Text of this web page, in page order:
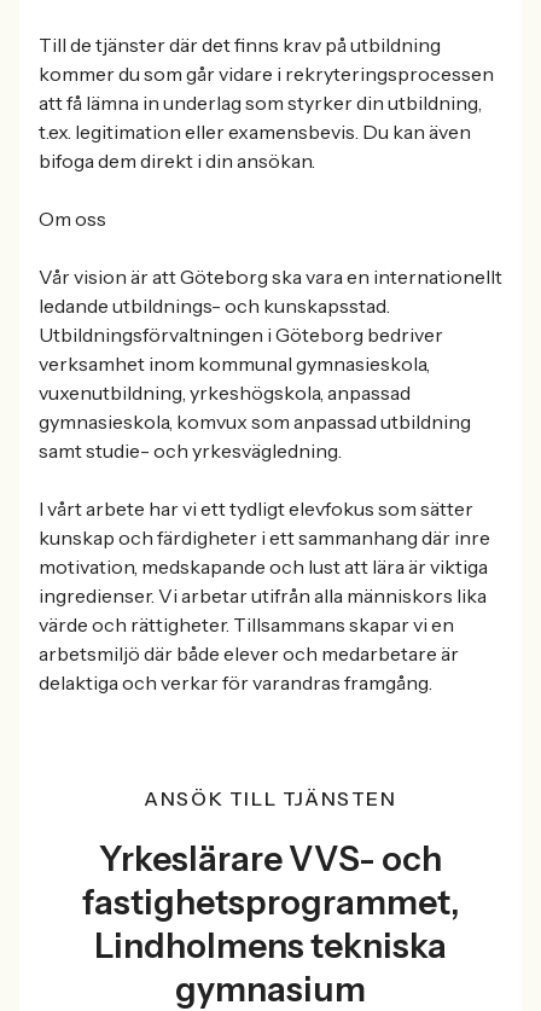
Till de tjänster där det finns krav på utbildning
kommer du som går vidare i rekryteringsprocessen
att få lämna in underlag som styrker din utbildning,
t.ex. legitimation eller examensbevis. Du kan även
bifoga dem direkt i din ansökan.
Om oss
Vår vision är att Göteborg ska vara en internationellt
ledande utbildnings- och kunskapsstad.
Utbildningsförvaltningen i Göteborg bedriver
verksamhet inom kommunal gymnasieskola,
vuxenutbildning, yrkeshögskola, anpassad
gymnasieskola, komvux som anpassad utbildning
samt studie- och yrkesvägledning.
I vårt arbete har vi ett tydligt elevfokus som sätter
kunskap och färdigheter i ett sammanhang där inre
motivation, medskapande och lust att lära är viktiga
ingredienser. Vi arbetar utifrån alla människors lika
värde och rättigheter. Tillsammans skapar vi en
arbetsmiljö där både elever och medarbetare är
delaktiga och verkar för varandras framgång.
ANSÖK TILL TJÄNSTEN
Yrkeslärare VVS- och
fastighetsprogrammet,
Lindholmens tekniska
gymnasium